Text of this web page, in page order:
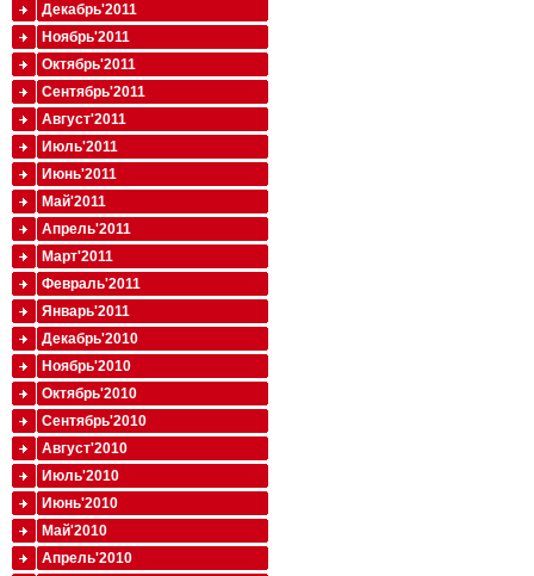
Декабрь'2011
Ноябрь'2011
Октябрь'2011
Сентябрь'2011
Август'2011
Июль'2011
Июнь'2011
Май'2011
Апрель'2011
Март'2011
Февраль'2011
Январь'2011
Декабрь'2010
Ноябрь'2010
Октябрь'2010
Сентябрь'2010
Август'2010
Июль'2010
Июнь'2010
Май'2010
Апрель'2010